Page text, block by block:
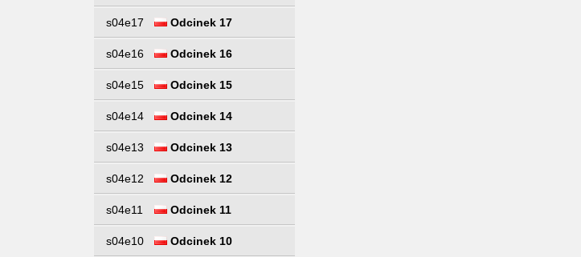
s04e17 Odcinek 17
s04e16 Odcinek 16
s04e15 Odcinek 15
s04e14 Odcinek 14
s04e13 Odcinek 13
s04e12 Odcinek 12
s04e11 Odcinek 11
s04e10 Odcinek 10